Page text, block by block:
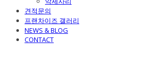
견적문의
프랜차이즈 갤러리
NEWS & BLOG
CONTACT